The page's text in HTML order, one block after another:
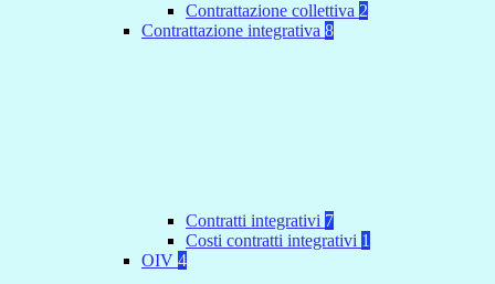
Contrattazione collettiva 2
Contrattazione integrativa 8
Contratti integrativi 7
Costi contratti integrativi 1
OIV 4